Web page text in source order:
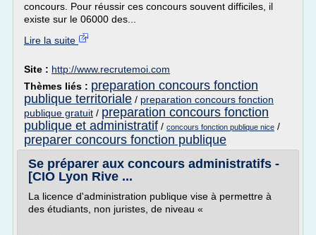
concours. Pour réussir ces concours souvent difficiles, il
existe sur le 06000 des...
Lire la suite
Site : http://www.recrutemoi.com
Thèmes liés : preparation concours fonction
publique territoriale / preparation concours fonction
publique gratuit / preparation concours fonction
publique et administratif / concours fonction publique nice /
preparer concours fonction publique
Se préparer aux concours administratifs -
[CIO Lyon Rive ...
La licence d'administration publique vise à permettre à
des étudiants, non juristes, de niveau «